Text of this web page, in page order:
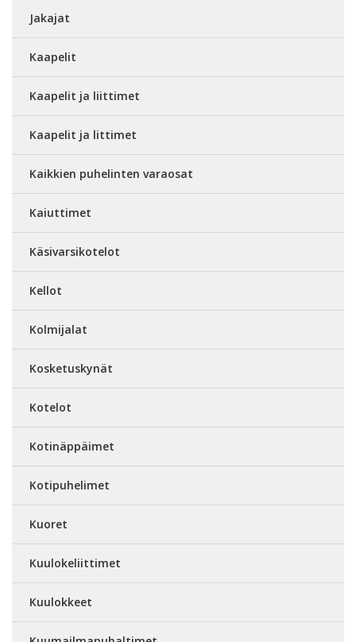
Jakajat
Kaapelit
Kaapelit ja liittimet
Kaapelit ja littimet
Kaikkien puhelinten varaosat
Kaiuttimet
Käsivarsikotelot
Kellot
Kolmijalat
Kosketuskynät
Kotelot
Kotinäppäimet
Kotipuhelimet
Kuoret
Kuulokeliittimet
Kuulokkeet